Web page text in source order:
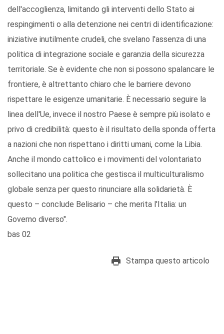
dell'accoglienza, limitando gli interventi dello Stato ai
respingimenti o alla detenzione nei centri di identificazione:
iniziative inutilmente crudeli, che svelano l'assenza di una
politica di integrazione sociale e garanzia della sicurezza
territoriale. Se è evidente che non si possono spalancare le
frontiere, è altrettanto chiaro che le barriere devono
rispettare le esigenze umanitarie. È necessario seguire la
linea dell'Ue, invece il nostro Paese è sempre più isolato e
privo di credibilità: questo è il risultato della sponda offerta
a nazioni che non rispettano i diritti umani, come la Libia.
Anche il mondo cattolico e i movimenti del volontariato
sollecitano una politica che gestisca il multiculturalismo
globale senza per questo rinunciare alla solidarietà. È
questo – conclude Belisario – che merita l'Italia: un
Governo diverso".
bas 02
Stampa questo articolo